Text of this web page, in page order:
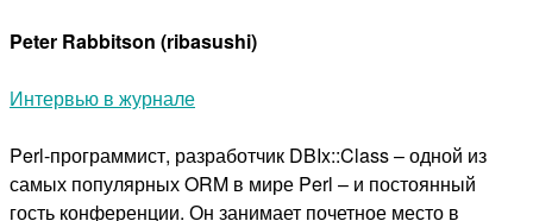
Peter Rabbitson (ribasushi)
Интервью в журнале
Perl-программист, разработчик DBIx::Class – одной из
самых популярных ORM в мире Perl – и постоянный
гость конференции. Он занимает почетное место в